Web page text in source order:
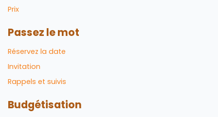
Prix
Passez le mot
Réservez la date
Invitation
Rappels et suivis
Budgétisation